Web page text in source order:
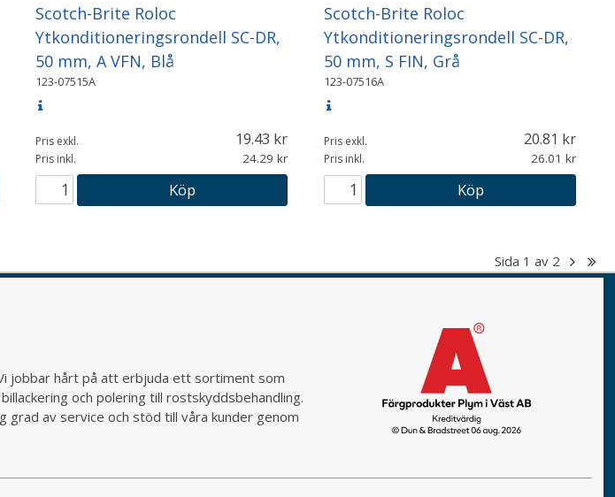
Scotch-Brite Roloc
Ytkonditioneringsrondell SC-DR,
50 mm, A VFN, Blå
123-07515A
Pris exkl. 19.43
Pris inkl. 24.29
Köp
Scotch-Brite Roloc
Ytkonditioneringsrondell SC-DR,
50 mm, S FIN, Grå
123-07516A
Pris exkl. 20.81
Pris inkl. 26.01
Köp
Sida 1 av 2
jobbar hårt på att erbjuda ett sortiment som
och polering till rostskyddsbehandling.
grad av service och stöd till våra kunder genom